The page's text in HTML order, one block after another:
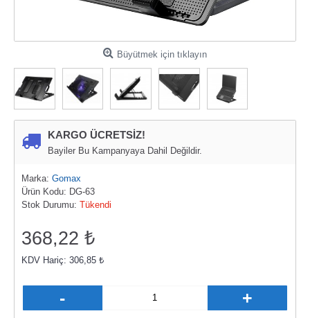
Büyütmek için tıklayın
KARGO ÜCRETSİZ!
Bayiler Bu Kampanyaya Dahil Değildir.
Marka: Gomax
Ürün Kodu: DG-63
Stok Durumu: Tükendi
368,22 ₺
KDV Hariç: 306,85 ₺
- +